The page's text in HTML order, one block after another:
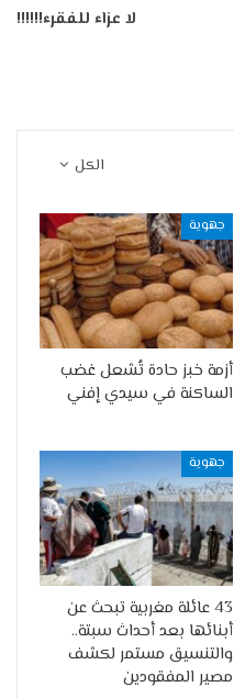
لا عزاء للفقرء!!!!!!
الكل
جهوية
أزمة خبز حادة تُشعل غضب
الساكنة في سيدي إفني
جهوية
43 عائلة مغربية تبحث عن
أبنائها بعد أحداث سبتة..
والتنسيق مستمر لكشف
مصير المفقودين